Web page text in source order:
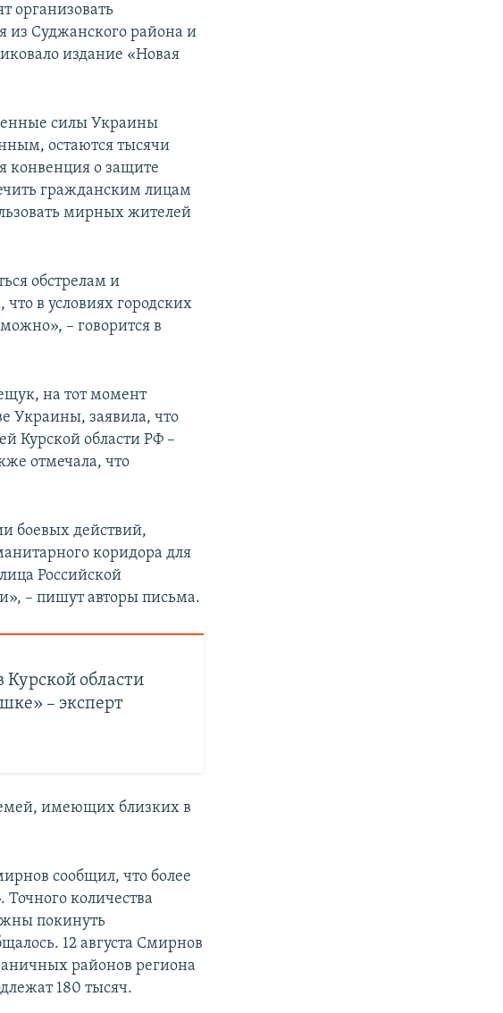
организовать
из Суджанского района и
издание «Новая
силы Украины
остаются тысячи
конвенция о защите
гражданским лицам
мирных жителей
обстрелам и
в условиях городских
– говорится в
на тот момент
Украины, заявила, что
Курской области РФ –
отмечала, что
боевых действий,
коридора для
Российской
– пишут авторы письма.
Курской области
– эксперт
имеющих близких в
сообщил, что более
количества
покинуть
12 августа Смирнов
районов региона
180 тысяч.